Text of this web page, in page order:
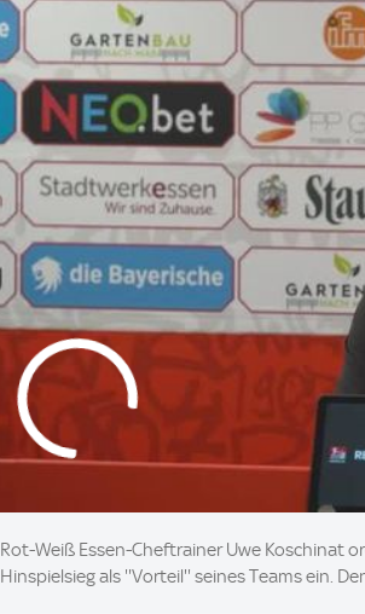
Rot-Weiß Essen-Cheftrainer Uwe Koschinat
Hinspielsieg als ''Vorteil'' seines Teams ein.